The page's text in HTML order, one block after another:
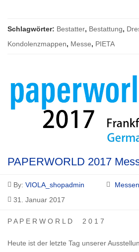
Schlagwörter: Bestatter, Bestattung,
Kondolenzmappen, Messe, PIETA
PAPERWORLD 2017
By: VIOLA_shopadmin Messen
31. Januar 2017
P A P E R W O R L D 2 0 1 7
Heute ist der letzte Tag unserer